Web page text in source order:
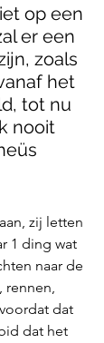
op een
er een
zoals
het
tot nu
nooit
zij letten
1 ding wat
naar de
rennen,
dat
dat het